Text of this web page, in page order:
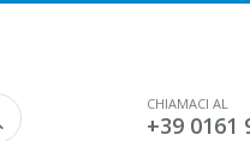
CHIAMACI AL
+39 0161